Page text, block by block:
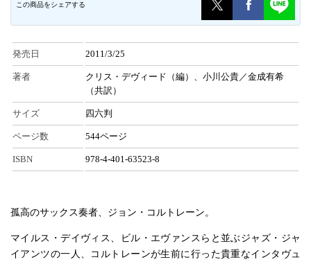
この商品をシェアする
発売日 2011/3/25
著者
クリス・デヴィード（編）、小川公貴／金成有希
（共訳）
サイズ 四六判
ページ数 544ページ
ISBN 978-4-401-63523-8
孤高のサックス奏者、ジョン・コルトレーン。
マイルス・デイヴィス、ビル・エヴァンスらと並ぶジャズ・ジャ
イアンツの一人、コルトレーンが生前に行った貴重なインタヴュ